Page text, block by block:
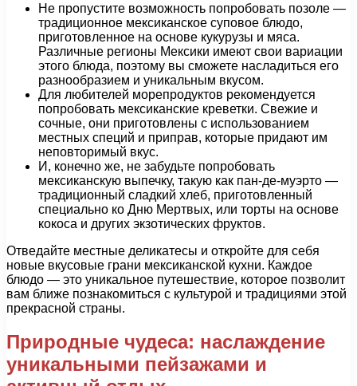
Не пропустите возможность попробовать позоле —
традиционное мексиканское суповое блюдо,
приготовленное на основе кукурузы и мяса.
Различные регионы Мексики имеют свои вариации
этого блюда, поэтому вы сможете насладиться его
разнообразием и уникальным вкусом.
Для любителей морепродуктов рекомендуется
попробовать мексиканские креветки. Свежие и
сочные, они приготовлены с использованием
местных специй и приправ, которые придают им
неповторимый вкус.
И, конечно же, не забудьте попробовать
мексиканскую выпечку, такую как пан-де-муэрто —
традиционный сладкий хлеб, приготовленный
специально ко Дню Мертвых, или торты на основе
кокоса и других экзотических фруктов.
Отведайте местные деликатесы и откройте для себя
новые вкусовые грани мексиканской кухни. Каждое
блюдо — это уникальное путешествие, которое позволит
вам ближе познакомиться с культурой и традициями этой
прекрасной страны.
Природные чудеса: наслаждение
уникальными пейзажами и